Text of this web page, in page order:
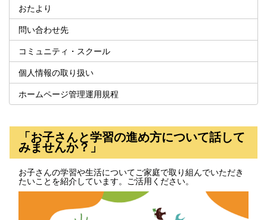
おたより
問い合わせ先
コミュニティ・スクール
個人情報の取り扱い
ホームページ管理運用規程
「お子さんと学習の進め方について話して
みませんか？」
お子さんの学習や生活についてご家庭で取り組んでいただき
たいことを紹介しています。ご活用ください。